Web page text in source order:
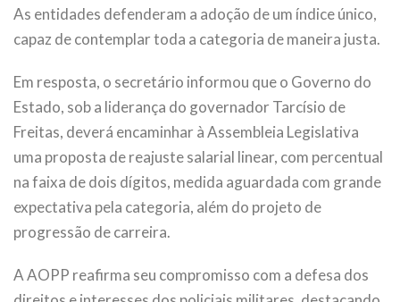
As entidades defenderam a adoção de um índice único,
capaz de contemplar toda a categoria de maneira justa.
Em resposta, o secretário informou que o Governo do
Estado, sob a liderança do governador Tarcísio de
Freitas, deverá encaminhar à Assembleia Legislativa
uma proposta de reajuste salarial linear, com percentual
na faixa de dois dígitos, medida aguardada com grande
expectativa pela categoria, além do projeto de
progressão de carreira.
A AOPP reafirma seu compromisso com a defesa dos